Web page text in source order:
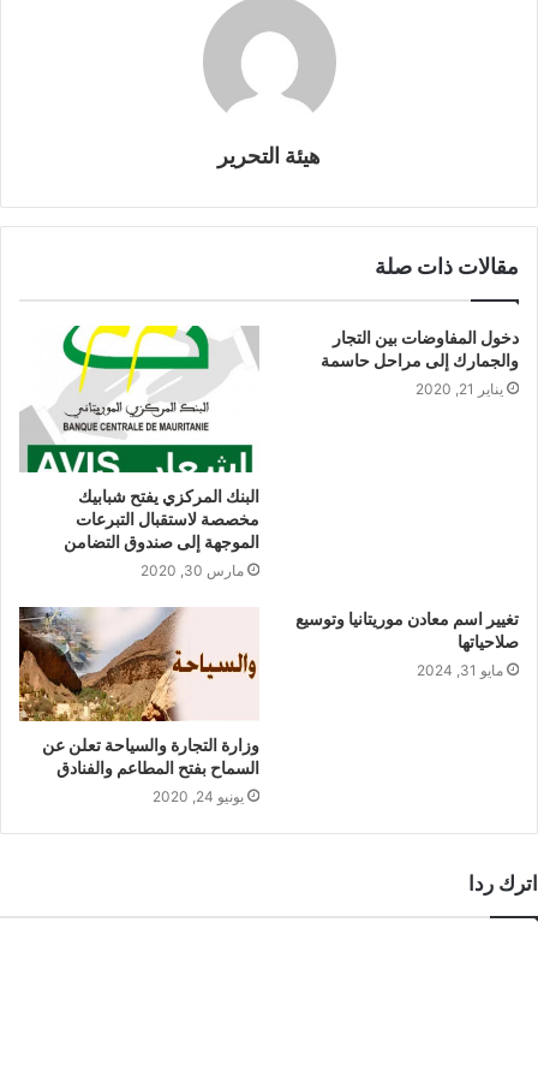
هيئة التحرير
مقالات ذات صلة
دخول المفاوضات بين التجار
والجمارك إلى مراحل حاسمة
يناير 21, 2020
البنك المركزي يفتح شبابيك
مخصصة لاستقبال التبرعات
الموجهة إلى صندوق التضامن
مارس 30, 2020
تغيير اسم معادن موريتانيا وتوسيع
صلاحياتها
مايو 31, 2024
وزارة التجارة والسياحة تعلن عن
السماح بفتح المطاعم والفنادق
يونيو 24, 2020
اترك ردا